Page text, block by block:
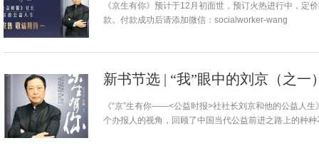
《京生有你》预计于12月初面世，预订火热进行中，定
款。付款成功后请添加微信：socialworker-wang
新书节选 | “我”眼中的刘京（之
《“京”生有你——<公益时报>社社长刘京和他的公益人
个办报人的视角，回顾了中国当代公益前进之路上的种